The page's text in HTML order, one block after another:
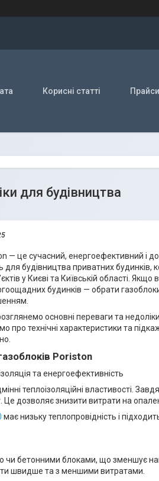
Корисні статті Прайси
для будівництва
— це сучасний, енергоефективний і
будівництва приватних будинків,
у Києві та Київській області.
будинків — обрати
основні переваги та
про технічні характеристики та
Poriston
та енергоефективність
теплоізоляційні властивості.
дозволяє знизити витрати на
має низьку теплопровідність і
чи бетонними блоками, що зменшує
швидше та з меншими витратами.